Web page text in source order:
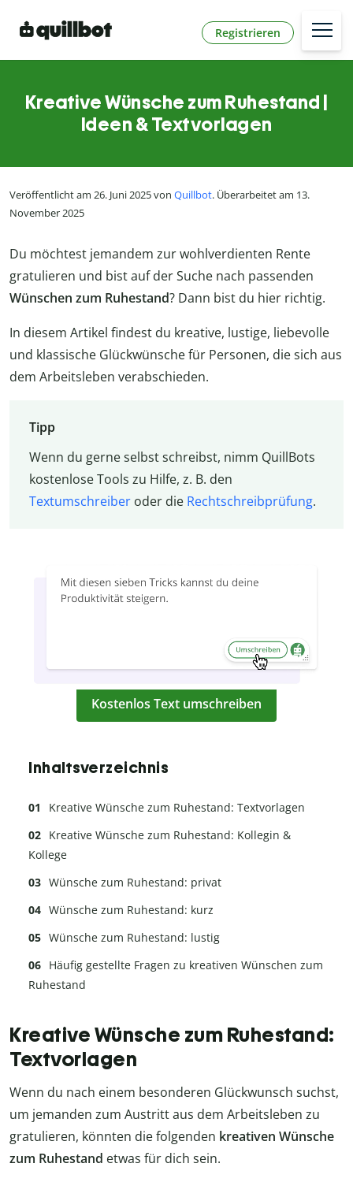
Registrieren
Kreative Wünsche zum Ruhestand |
Ideen & Textvorlagen
Veröffentlicht am 26. Juni 2025 von Quillbot. Überarbeitet am 13.
November 2025
Du möchtest jemandem zur wohlverdienten Rente
gratulieren und bist auf der Suche nach passenden
Wünschen zum Ruhestand? Dann bist du hier richtig.
In diesem Artikel findest du kreative, lustige, liebevolle
und klassische Glückwünsche für Personen, die sich aus
dem Arbeitsleben verabschieden.
Tipp
Wenn du gerne selbst schreibst, nimm QuillBots
kostenlose Tools zu Hilfe, z. B. den
Textumschreiberoder die Rechtschreibprüfung.
Kostenlos Text umschreiben
Inhaltsverzeichnis
Kreative Wünsche zum Ruhestand: Textvorlagen
Kreative Wünsche zum Ruhestand: Kollegin &
Kollege
Wünsche zum Ruhestand: privat
Wünsche zum Ruhestand: kurz
Wünsche zum Ruhestand: lustig
Häufig gestellte Fragen zu kreativen Wünschen zum
Ruhestand
Kreative Wünsche zum Ruhestand:
Textvorlagen
Wenn du nach einem besonderen Glückwunsch suchst,
um jemanden zum Austritt aus dem Arbeitsleben zu
gratulieren, könnten die folgenden kreativen Wünsche
zum Ruhestand etwas für dich sein.